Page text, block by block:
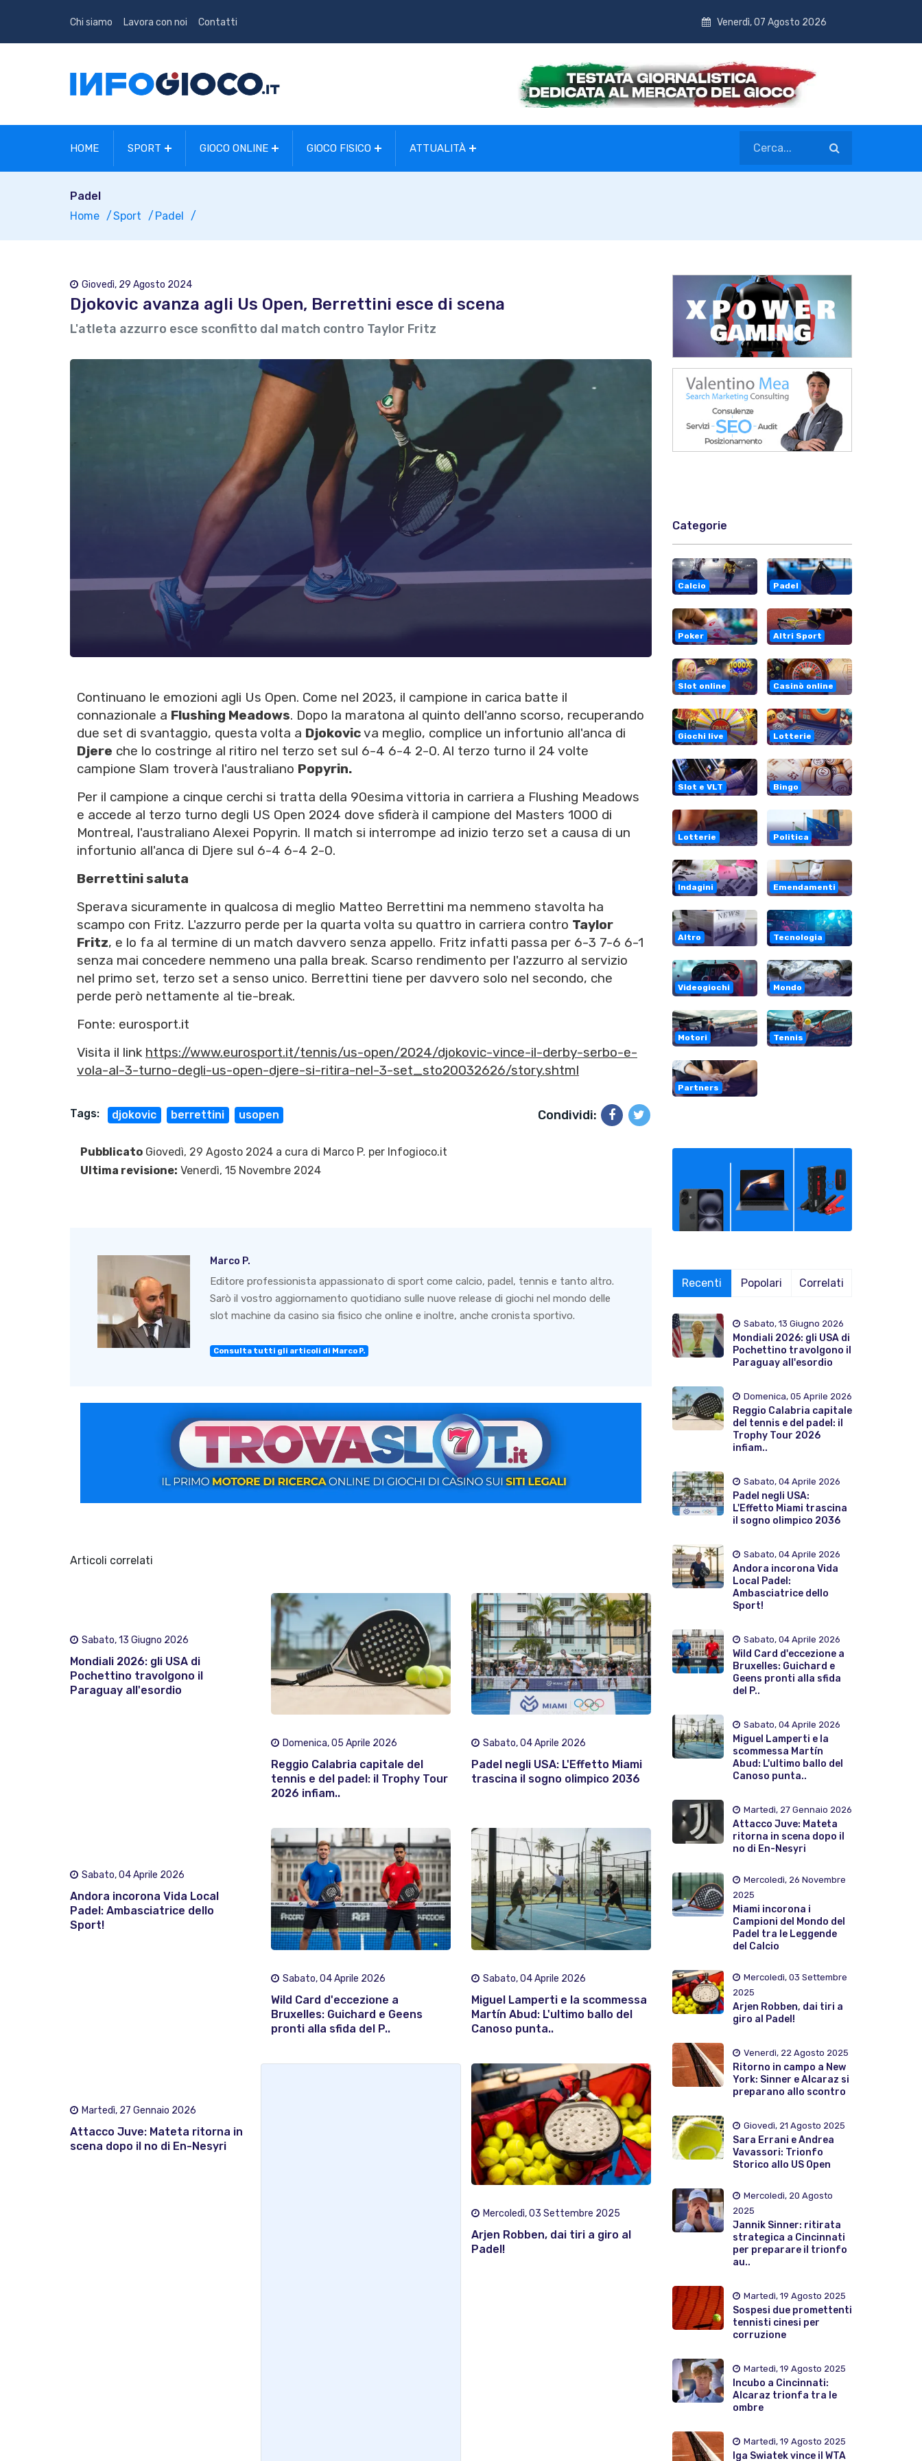
Chi siamo Lavora con noi Contatti Venerdì, 07 Agosto 2026
HOME SPORT GIOCO ONLINE GIOCO FISICO ATTUALITÀ
Padel
Home
Sport Padel
Giovedì, 29 Agosto 2024
Djokovic avanza agli Us Open, Berrettini esce di scena
L'atleta azzurro esce sconfitto dal match contro Taylor Fritz
Continuano le emozioni agli Us Open. Come nel 2023, il campione in carica batte il
connazionale a Flushing Meadows. Dopo la maratona al quinto dell'anno scorso, recuperando
due set di svantaggio, questa volta a Djokovicva meglio, complice un infortunio all'anca di
Djere che lo costringe al ritiro nel terzo set sul 6-4 6-4 2-0. Al terzo turno il 24 volte
campione Slam troverà l'australiano Popyrin.
Per il campione a cinque cerchi si tratta della 90esima vittoria in carriera a Flushing Meadows
e accede al terzo turno degli US Open 2024 dove sfiderà il campione del Masters 1000 di
Montreal, l'australiano Alexei Popyrin. Il match si interrompe ad inizio terzo set a causa di un
infortunio all'anca di Djere sul 6-4 6-4 2-0.
Berrettini saluta
Sperava sicuramente in qualcosa di meglio Matteo Berrettini ma nemmeno stavolta ha
scampo con Fritz. L'azzurro perde per la quarta volta su quattro in carriera contro Taylor
Fritz, e lo fa al termine di un match davvero senza appello. Fritz infatti passa per 6-3 7-6 6-1
senza mai concedere nemmeno una palla break. Scarso rendimento per l'azzurro al servizio
nel primo set, terzo set a senso unico. Berrettini tiene per davvero solo nel secondo, che
perde però nettamente al tie-break.
Fonte: eurosport.it
Visita il link https://www.eurosport.it/tennis/us-open/2024/djokovic-vince-il-derby-serbo-e-
vola-al-3-turno-degli-us-open-djere-si-ritira-nel-3-set_sto20032626/story.shtml
Tags: djokovic berrettini usopen Condividi:
Pubblicato Giovedì, 29 Agosto 2024 a cura di Marco P. per Infogioco.it
Ultima revisione: Venerdì, 15 Novembre 2024
Marco P.
Editore professionista appassionato di sport come calcio, padel, tennis e tanto altro.
Sarò il vostro aggiornamento quotidiano sulle nuove release di giochi nel mondo delle
slot machine da casino sia fisico che online e inoltre, anche cronista sportivo.
Consulta tutti gli articoli di Marco P.
Articoli correlati
Sabato, 13 Giugno 2026
Mondiali 2026: gli USA di
Pochettino travolgono il
Paraguay all'esordio
Domenica, 05 Aprile 2026
Reggio Calabria capitale del
tennis e del padel: il Trophy Tour
2026 infiam..
Sabato, 04 Aprile 2026
Padel negli USA: L'Effetto Miami
trascina il sogno olimpico 2036
Sabato, 04 Aprile 2026
Andora incorona Vida Local
Padel: Ambasciatrice dello
Sport!
Sabato, 04 Aprile 2026
Wild Card d'eccezione a
Bruxelles: Guichard e Geens
pronti alla sfida del P..
Sabato, 04 Aprile 2026
Miguel Lamperti e la scommessa
Martín Abud: L'ultimo ballo del
Canoso punta..
Martedì, 27 Gennaio 2026
Attacco Juve: Mateta ritorna in
scena dopo il no di En-Nesyri
Mercoledì, 03 Settembre 2025
Arjen Robben, dai tiri a giro al
Padel!
Categorie
Calcio Padel
Poker Altri Sport
Slot online Casinò online
Giochi live Lotterie
Slot e VLT Bingo
Lotterie Politica
Indagini Emendamenti
Altro Tecnologia
Videogiochi Mondo
Motori Tennis
Partners
Recenti Popolari Correlati
Sabato, 13 Giugno 2026
Mondiali 2026: gli USA di
Pochettino travolgono il
Paraguay all'esordio
Domenica, 05 Aprile 2026
Reggio Calabria capitale
del tennis e del padel: il
Trophy Tour 2026
infiam..
Sabato, 04 Aprile 2026
Padel negli USA:
L'Effetto Miami trascina
il sogno olimpico 2036
Sabato, 04 Aprile 2026
Andora incorona Vida
Local Padel:
Ambasciatrice dello
Sport!
Sabato, 04 Aprile 2026
Wild Card d'eccezione a
Bruxelles: Guichard e
Geens pronti alla sfida
del P..
Sabato, 04 Aprile 2026
Miguel Lamperti e la
scommessa Martín
Abud: L'ultimo ballo del
Canoso punta..
Martedì, 27 Gennaio 2026
Attacco Juve: Mateta
ritorna in scena dopo il
no di En-Nesyri
Mercoledì, 26 Novembre
2025
Miami incorona i
Campioni del Mondo del
Padel tra le Leggende
del Calcio
Mercoledì, 03 Settembre
2025
Arjen Robben, dai tiri a
giro al Padel!
Venerdì, 22 Agosto 2025
Ritorno in campo a New
York: Sinner e Alcaraz si
preparano allo scontro
Giovedì, 21 Agosto 2025
Sara Errani e Andrea
Vavassori: Trionfo
Storico allo US Open
Mercoledì, 20 Agosto
2025
Jannik Sinner: ritirata
strategica a Cincinnati
per preparare il trionfo
au..
Martedì, 19 Agosto 2025
Sospesi due promettenti
tennisti cinesi per
corruzione
Martedì, 19 Agosto 2025
Incubo a Cincinnati:
Alcaraz trionfa tra le
ombre
Martedì, 19 Agosto 2025
Iga Swiatek vince il WTA